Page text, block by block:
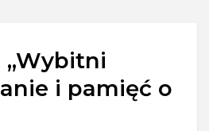
„Wybitni
i pamięć o